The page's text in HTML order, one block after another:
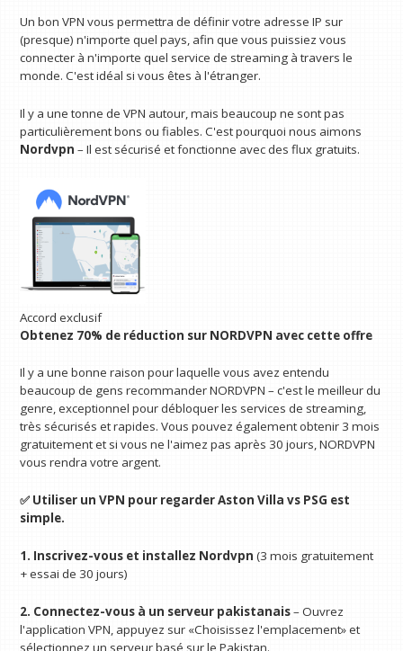
Un bon VPN vous permettra de définir votre adresse IP sur
(presque) n'importe quel pays, afin que vous puissiez vous
connecter à n'importe quel service de streaming à travers le
monde. C'est idéal si vous êtes à l'étranger.
Il y a une tonne de VPN autour, mais beaucoup ne sont pas
particulièrement bons ou fiables. C'est pourquoi nous aimons
Nordvpn – Il est sécurisé et fonctionne avec des flux gratuits.
Accord exclusif
Obtenez 70% de réduction sur NORDVPN avec cette offre
Il y a une bonne raison pour laquelle vous avez entendu
beaucoup de gens recommander NORDVPN – c'est le meilleur du
genre, exceptionnel pour débloquer les services de streaming,
très sécurisés et rapides. Vous pouvez également obtenir 3 mois
gratuitement et si vous ne l'aimez pas après 30 jours, NORDVPN
vous rendra votre argent.
✅ Utiliser un VPN pour regarder Aston Villa vs PSG est
simple.
1. Inscrivez-vous et installez Nordvpn (3 mois gratuitement
+ essai de 30 jours)
2. Connectez-vous à un serveur pakistanais– Ouvrez
l'application VPN, appuyez sur «Choisissez l'emplacement» et
sélectionnez un serveur basé sur le Pakistan.